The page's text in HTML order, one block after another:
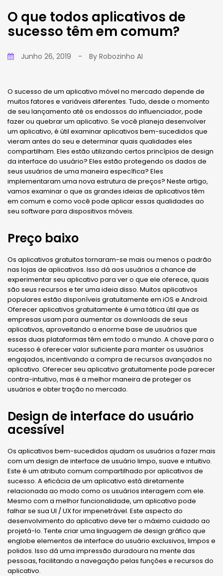
O que todos aplicativos de
sucesso têm em comum?
Junho 26, 2019 - By Robozinho AI
O sucesso de um aplicativo móvel no mercado depende de
muitos fatores e variáveis ​​diferentes. Tudo, desde o momento
de seu lançamento até os endossos do influenciador, pode
fazer ou quebrar um aplicativo. Se você planeja desenvolver
um aplicativo, é útil examinar aplicativos bem-sucedidos que
vieram antes do seu e determinar quais qualidades eles
compartilham. Eles estão utilizando certos princípios de design
da interface do usuário? Eles estão protegendo os dados de
seus usuários de uma maneira específica? Eles
implementaram uma nova estrutura de preços? Neste artigo,
vamos examinar o que as grandes ideias de aplicativos têm
em comum e como você pode aplicar essas qualidades ao
seu software para dispositivos móveis.
Preço baixo
Os aplicativos gratuitos tornaram-se mais ou menos o padrão
nas lojas de aplicativos. Isso dá aos usuários a chance de
experimentar seu aplicativo para ver o que ele oferece, quais
são seus recursos e ter uma ideia disso. Muitos aplicativos
populares estão disponíveis gratuitamente em iOS e Android.
Oferecer aplicativos gratuitamente é uma tática útil que as
empresas usam para aumentar os downloads de seus
aplicativos, aproveitando a enorme base de usuários que
essas duas plataformas têm em todo o mundo. A chave para o
sucesso é oferecer valor suficiente para manter os usuários
engajados, incentivando a compra de recursos avançados no
aplicativo. Oferecer seu aplicativo gratuitamente pode parecer
contra-intuitivo, mas é a melhor maneira de proteger os
usuários e obter tração no mercado.
Design de interface do usuário
acessível
Os aplicativos bem-sucedidos ajudam os usuários a fazer mais
com um design de interface de usuário limpo, suave e intuitivo.
Este é um atributo comum compartilhado por aplicativos de
sucesso. A eficácia de um aplicativo está diretamente
relacionada ao modo como os usuários interagem com ele.
Mesmo com a melhor funcionalidade, um aplicativo pode
falhar se sua UI / UX for impenetrável. Este aspecto do
desenvolvimento do aplicativo deve ter o máximo cuidado ao
projetá-lo. Tente criar uma linguagem de design gráfico que
englobe elementos de interface do usuário exclusivos, limpos e
polidos. Isso dá uma impressão duradoura na mente das
pessoas, facilitando a navegação pelas funções e recursos do
aplicativo.